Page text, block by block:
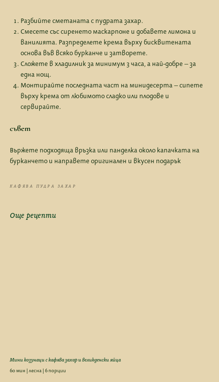
Разбийте сметаната с пудрата захар.
Смесете със сиренето маскарпоне и добавете лимона и
ванилията. Разпределете крема върху бисквитената
основа във всяко бурканче и затворете.
Сложете в хладилник за минимум 3 часа, а най-добре – за
една нощ.
Монтирайте последната част на минидесерта – сипете
върху крема от любимото сладко или плодове и
сервирайте.
съвет
Вържете подходяща връзка или панделка около капачката на
бурканчето и направете оригинален и вкусен подарък
КАФЯВА ПУДРА ЗАХАР
Още рецепти
Мини козунаци с кафява захар и великденски яйца
60 мин | лесна | 6 порции